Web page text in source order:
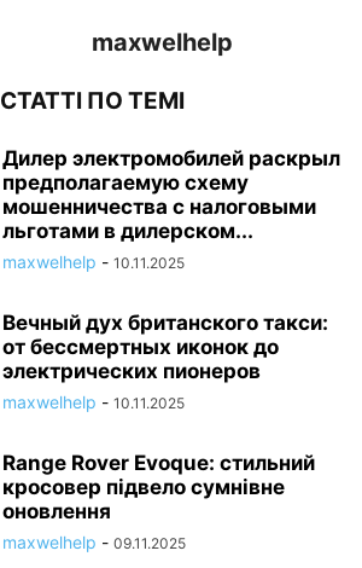
maxwelhelp
СТАТТІ ПО ТЕМІ
Дилер электромобилей раскрыл
предполагаемую схему
мошенничества с налоговыми
льготами в дилерском...
maxwelhelp - 10.11.2025
Вечный дух британского такси:
от бессмертных иконок до
электрических пионеров
maxwelhelp - 10.11.2025
Range Rover Evoque: стильний
кросовер підвело сумнівне
оновлення
maxwelhelp - 09.11.2025